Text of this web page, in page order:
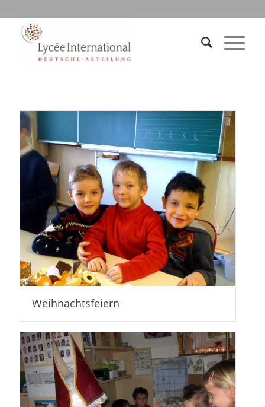
Weihnachtsfeiern